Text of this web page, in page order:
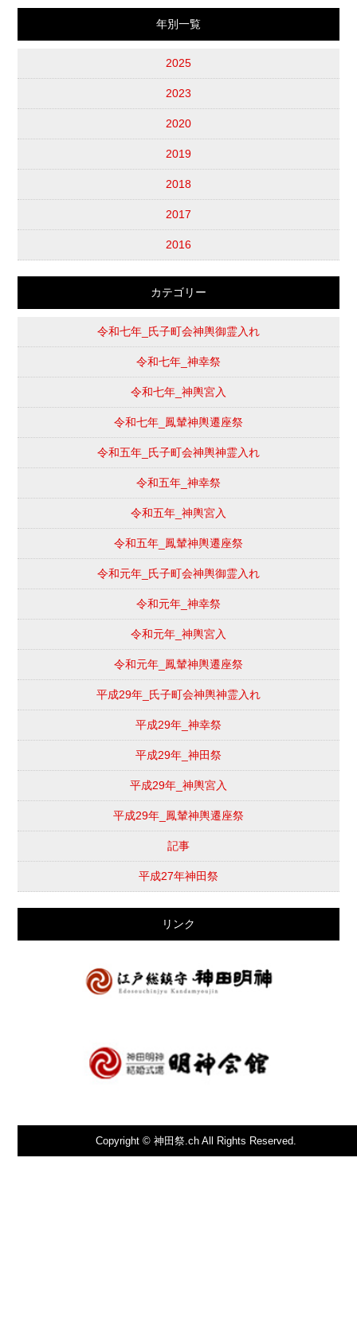
年別一覧
2025
2023
2020
2019
2018
2017
2016
カテゴリー
令和七年_氏子町会神輿御霊入れ
令和七年_神幸祭
令和七年_神輿宮入
令和七年_鳳輦神輿遷座祭
令和五年_氏子町会神輿神霊入れ
令和五年_神幸祭
令和五年_神輿宮入
令和五年_鳳輦神輿遷座祭
令和元年_氏子町会神輿御霊入れ
令和元年_神幸祭
令和元年_神輿宮入
令和元年_鳳輦神輿遷座祭
平成29年_氏子町会神輿神霊入れ
平成29年_神幸祭
平成29年_神田祭
平成29年_神輿宮入
平成29年_鳳輦神輿遷座祭
記事
平成27年神田祭
リンク
Copyright © 神田祭.ch All Rights Reserved.